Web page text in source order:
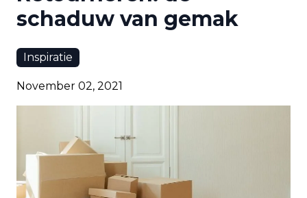
schaduw van gemak
Inspiratie
November 02, 2021